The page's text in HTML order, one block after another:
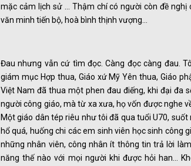
mặc cảm lịch sử … Thậm chí có người còn đề
văn minh tiến bộ, hoà bình thịnh vượng…
Đau nhưng vẫn cứ tìm đọc. Càng đọc càng đau.
giám mục Hợp thua, Giáo xứ Mỹ Yên thua, Giáo
Việt Nam đã thua một phen đau điếng, khi đại đa
người công giáo, mà từ xa xưa, họ vốn được nghe
Một giáo dân tép riêu như tôi đã qua tuổi U70,
hổ quá, huống chi các em sinh viên học sinh công
những nhân viên, công nhân ít thông tin trả lời
năng thế nào với mọi người khi được hỏi han…